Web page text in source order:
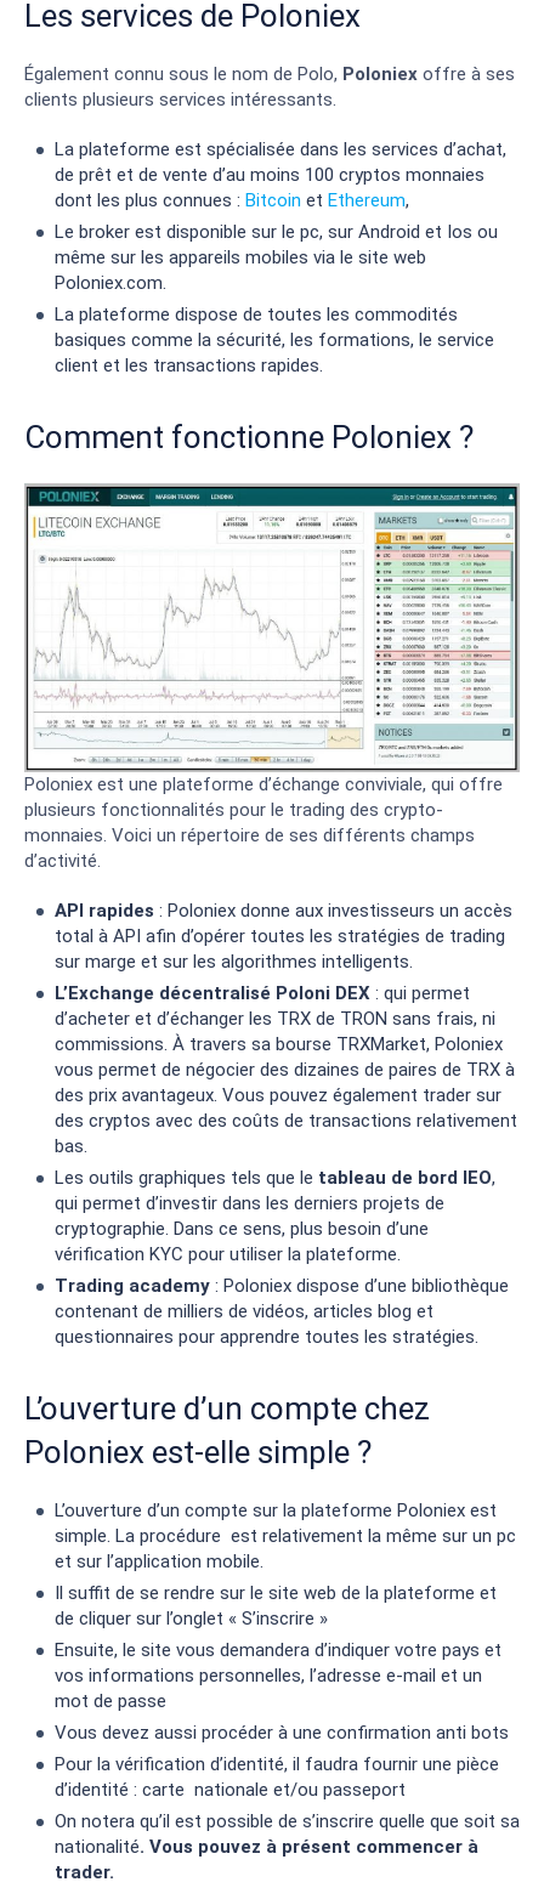
Les services de Poloniex
Également connu sous le nom de Polo, Poloniex offre à ses
clients plusieurs services intéressants.
La plateforme est spécialisée dans les services d’achat,
de prêt et de vente d’au moins 100 cryptos monnaies
dont les plus connues : Bitcoin et Ethereum,
Le broker est disponible sur le pc, sur Android et Ios ou
même sur les appareils mobiles via le site web
Poloniex.com.
La plateforme dispose de toutes les commodités
basiques comme la sécurité, les formations, le service
client et les transactions rapides.
Comment fonctionne Poloniex ?
Poloniex est une plateforme d’échange conviviale, qui offre
plusieurs fonctionnalités pour le trading des crypto-
monnaies. Voici un répertoire de ses différents champs
d’activité.
API rapides : Poloniex donne aux investisseurs un accès
total à API afin d’opérer toutes les stratégies de trading
sur marge et sur les algorithmes intelligents.
L’Exchange décentralisé Poloni DEX : qui permet
d’acheter et d’échanger les TRX de TRON sans frais, ni
commissions. À travers sa bourse TRXMarket, Poloniex
vous permet de négocier des dizaines de paires de TRX à
des prix avantageux. Vous pouvez également trader sur
des cryptos avec des coûts de transactions relativement
bas.
Les outils graphiques tels que le tableau de bord IEO,
qui permet d’investir dans les derniers projets de
cryptographie. Dans ce sens, plus besoin d’une
vérification KYC pour utiliser la plateforme.
Trading academy : Poloniex dispose d’une bibliothèque
contenant de milliers de vidéos, articles blog et
questionnaires pour apprendre toutes les stratégies.
L’ouverture d’un compte chez
Poloniex est-elle simple ?
L’ouverture d’un compte sur la plateforme Poloniex est
simple. La procédure est relativement la même sur un pc
et sur l’application mobile.
Il suffit de se rendre sur le site web de la plateforme et
de cliquer sur l’onglet « S’inscrire »
Ensuite, le site vous demandera d’indiquer votre pays et
vos informations personnelles, l’adresse e-mail et un
mot de passe
Vous devez aussi procéder à une confirmation anti bots
Pour la vérification d’identité, il faudra fournir une pièce
d’identité : carte nationale et/ou passeport
On notera qu’il est possible de s’inscrire quelle que soit sa
nationalité. Vous pouvez à présent commencer à
trader.